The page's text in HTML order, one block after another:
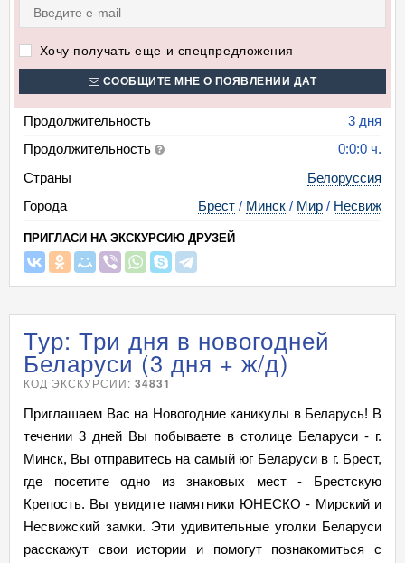
Хочу получать еще и спецпредложения
СООБЩИТЕ МНЕ О ПОЯВЛЕНИИ ДАТ
Продолжительность
3 дня
Продолжительность
0:0:0 ч.
Страны
Белоруссия
Города
Брест / Минск / Мир / Несвиж
ПРИГЛАСИ НА ЭКСКУРСИЮ ДРУЗЕЙ
Тур: Три дня в новогодней
Беларуси (3 дня + ж/д)
КОД ЭКСКУРСИИ:34831
Приглашаем Вас на Новогодние каникулы в Беларусь! В
течении 3 дней Вы побываете в столице Беларуси - г.
Минск, Вы отправитесь на самый юг Беларуси в г. Брест,
где посетите одно из знаковых мест - Брестскую
Крепость. Вы увидите памятники ЮНЕСКО - Мирский и
Несвижский замки. Эти удивительные уголки Беларуси
расскажут свои истории и помогут познакомиться с